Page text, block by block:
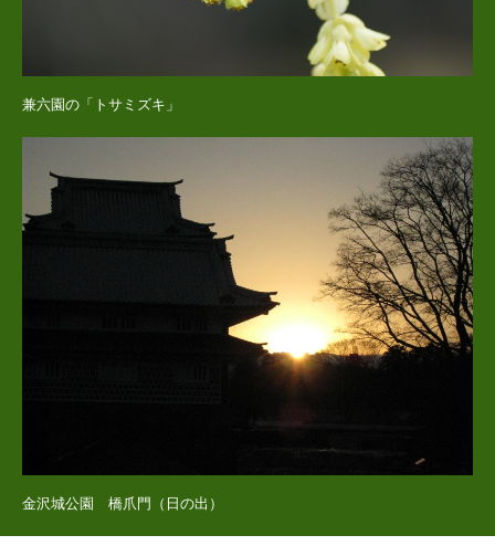
兼六園の「トサミズキ」
金沢城公園 橋爪門（日の出）